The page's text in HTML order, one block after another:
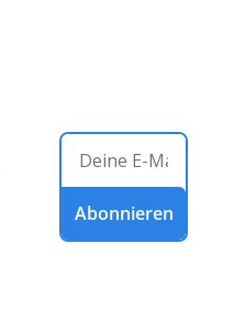
Abonnieren